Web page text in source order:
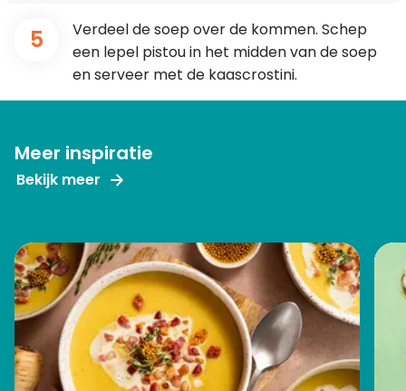
5
Verdeel de soep over de kommen. Schep
een lepel pistou in het midden van de soep
en serveer met de kaascrostini.
Meer inspiratie
Bekijk meer